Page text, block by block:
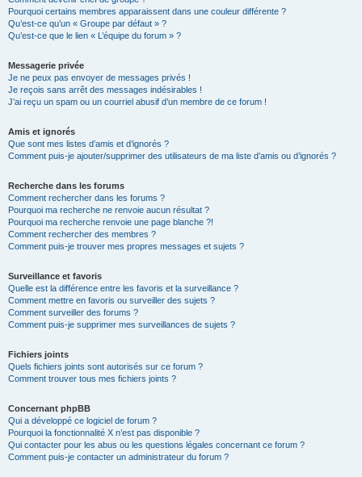
Pourquoi certains membres apparaissent dans une couleur différente ?
Qu’est-ce qu’un « Groupe par défaut » ?
Qu’est-ce que le lien « L’équipe du forum » ?
Messagerie privée
Je ne peux pas envoyer de messages privés !
Je reçois sans arrêt des messages indésirables !
J’ai reçu un spam ou un courriel abusif d’un membre de ce forum !
Amis et ignorés
Que sont mes listes d’amis et d’ignorés ?
Comment puis-je ajouter/supprimer des utilisateurs de ma liste d’amis ou d’ignorés ?
Recherche dans les forums
Comment rechercher dans les forums ?
Pourquoi ma recherche ne renvoie aucun résultat ?
Pourquoi ma recherche renvoie une page blanche ?!
Comment rechercher des membres ?
Comment puis-je trouver mes propres messages et sujets ?
Surveillance et favoris
Quelle est la différence entre les favoris et la surveillance ?
Comment mettre en favoris ou surveiller des sujets ?
Comment surveiller des forums ?
Comment puis-je supprimer mes surveillances de sujets ?
Fichiers joints
Quels fichiers joints sont autorisés sur ce forum ?
Comment trouver tous mes fichiers joints ?
Concernant phpBB
Qui a développé ce logiciel de forum ?
Pourquoi la fonctionnalité X n’est pas disponible ?
Qui contacter pour les abus ou les questions légales concernant ce forum ?
Comment puis-je contacter un administrateur du forum ?